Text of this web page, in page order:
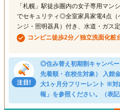
「札幌」駅徒歩圏内の女子専用マン
でセキュリティ◎全室家具家電4点（
ンジ・照明器具）付き、水道・ガス
コンビニ徒歩2分／独立洗面化粧
◎住み替え初期割キャンペ
先着順・在校生対象） 入館
大1ヶ月分フリーレント ※対
報」を参照ください。（表記